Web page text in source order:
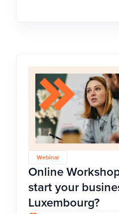
Webinar
Online
start your
Luxembourg?